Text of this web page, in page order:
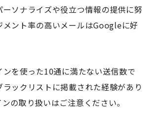
ソナライズや役立つ情報の提供に努
メント率の高いメールはGoogleに好
を使った10通に満たない送信数で
ックリストに掲載された経験があり
の取り扱いはご注意ください。